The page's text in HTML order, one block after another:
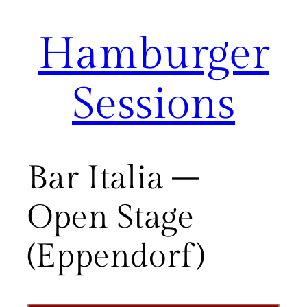
springenHamburger
Sessions
Bar Italia –
Open Stage
(Eppendorf)